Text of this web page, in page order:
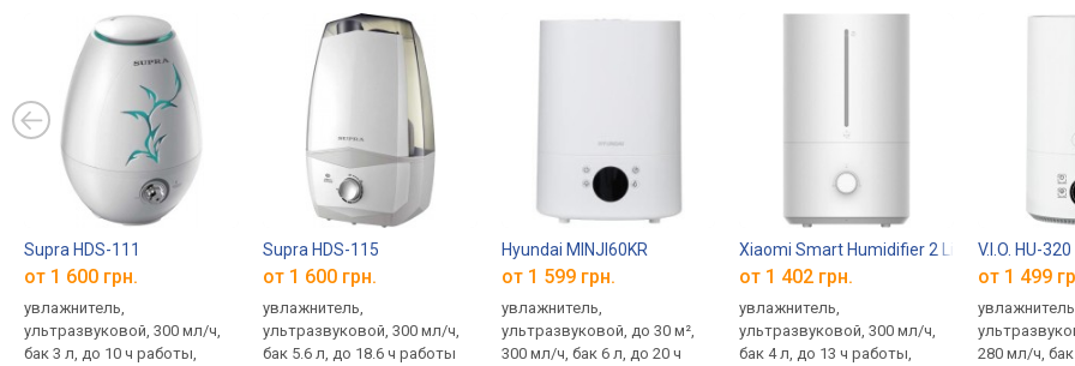
Supra HDS-111
от 1 600 грн.
увлажнитель,
ультразвуковой, 300 мл/ч,
бак 3 л, до 10 ч работы,
Supra HDS-115
от 1 600 грн.
увлажнитель,
ультразвуковой, 300 мл/ч,
бак 5.6 л, до 18.6 ч работы
Hyundai MINJI60KR
от 1 599 грн.
увлажнитель,
ультразвуковой, до 30 м²,
300 мл/ч, бак 6 л, до 20 ч
Xiaomi Smart Humidifier 2 Lite
от 1 402 грн.
увлажнитель,
ультразвуковой, 300 мл/ч,
бак 4 л, до 13 ч работы,
V.I.O. HU-320
от 1 499
280 мл/ч,